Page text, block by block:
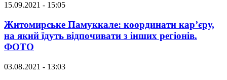
15.09.2021 - 15:05
Житомирське Памуккале: координати кар’єру,
на який їдуть відпочивати з інших регіонів.
ФОТО
03.08.2021 - 13:03